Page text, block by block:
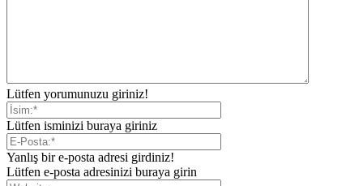
Lütfen yorumunuzu giriniz!
Lütfen isminizi buraya giriniz
Yanlış bir e-posta adresi girdiniz!
Lütfen e-posta adresinizi buraya girin